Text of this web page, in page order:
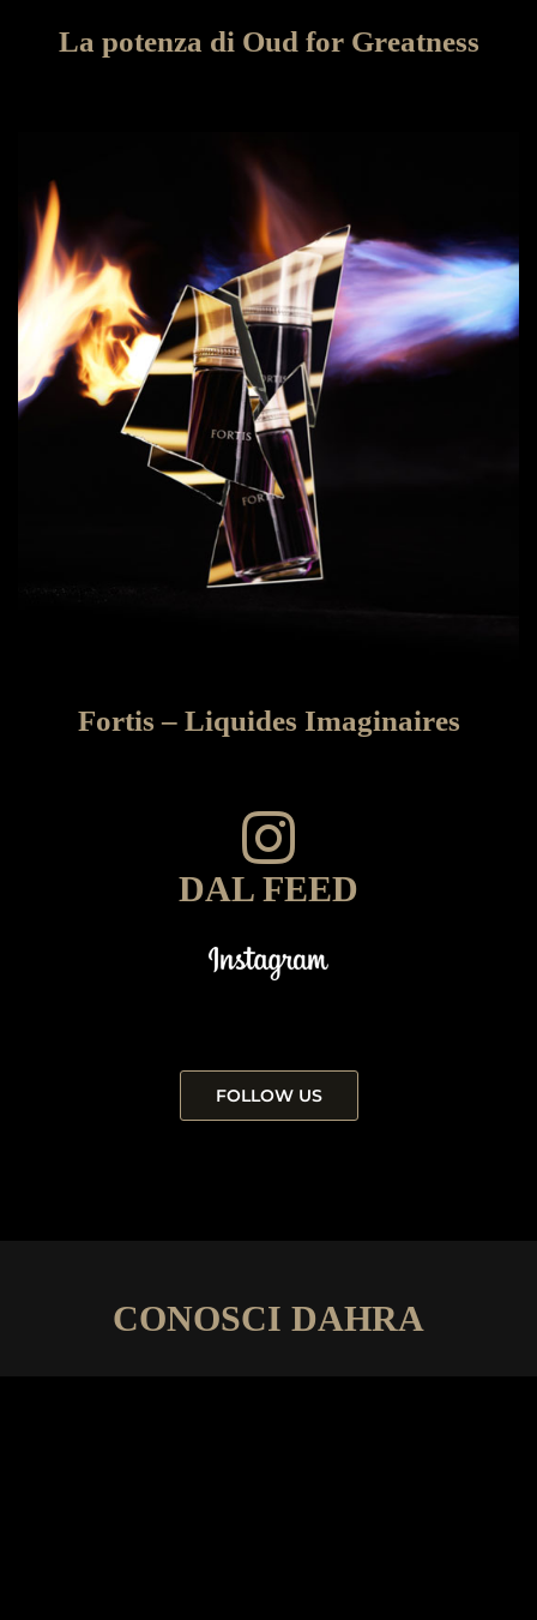
La potenza di Oud for Greatness
Fortis – Liquides Imaginaires
DAL FEED
FOLLOW US
CONOSCI DAHRA